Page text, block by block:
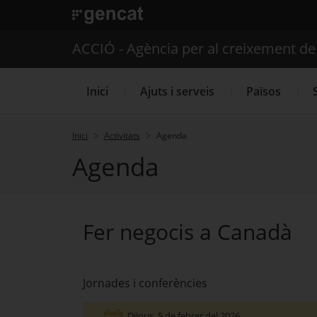
. Obre en una nova finestra.
Serveis d'internacionalització
ACCIÓ - Agència per al creixement
Inici Ajuts i serveis Països
Inici Activitats Agenda
Agenda
Fer negocis a Canadà
Jornades i conferències